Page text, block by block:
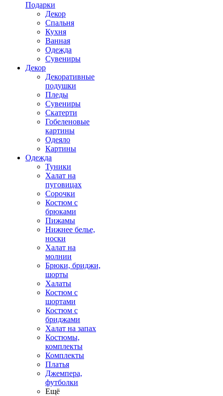
Подарки
Декор
Спальня
Кухня
Ванная
Одежда
Сувениры
Декор
Декоративные
подушки
Пледы
Сувениры
Скатерти
Гобеленовые
картины
Одеяло
Картины
Одежда
Туники
Халат на
пуговицах
Сорочки
Костюм с
брюками
Пижамы
Нижнее белье,
носки
Халат на
молнии
Брюки, бриджи,
шорты
Халаты
Костюм с
шортами
Костюм с
бриджами
Халат на запах
Костюмы,
комплекты
Комплекты
Платья
Джемпера,
футболки
Ещё